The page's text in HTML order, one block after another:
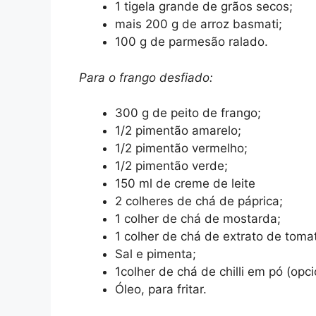
1 tigela grande de grãos secos;
mais 200 g de arroz basmati;
100 g de parmesão ralado.
Para o frango desfiado:
300 g de peito de frango;
1/2 pimentão amarelo;
1/2 pimentão vermelho;
1/2 pimentão verde;
150 ml de creme de leite
2 colheres de chá de páprica;
1 colher de chá de mostarda;
1 colher de chá de extrato de
Sal e pimenta;
1colher de chá de chilli em pó
Óleo, para fritar.